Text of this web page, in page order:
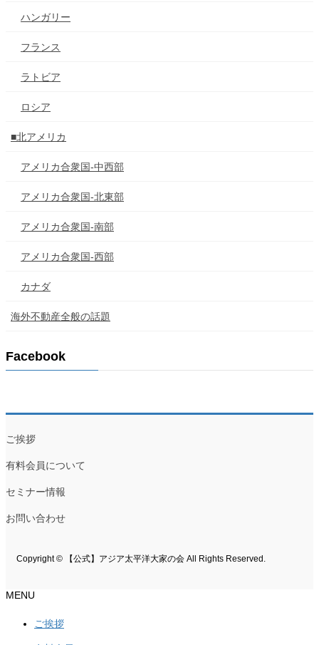
ハンガリー
フランス
ラトビア
ロシア
■北アメリカ
アメリカ合衆国-中西部
アメリカ合衆国-北東部
アメリカ合衆国-南部
アメリカ合衆国-西部
カナダ
海外不動産全般の話題
Facebook
ご挨拶
有料会員について
セミナー情報
お問い合わせ
Copyright © 【公式】アジア太平洋大家の会 All Rights Reserved.
MENU
ご挨拶